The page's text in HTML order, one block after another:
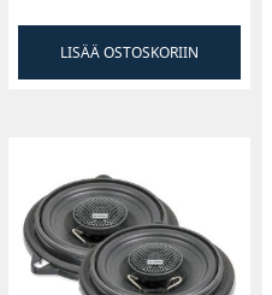
LISÄÄ OSTOSKORIIN